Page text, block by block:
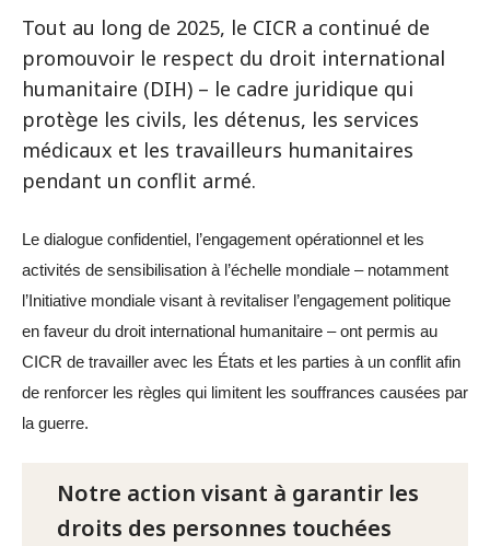
Tout au long de 2025, le CICR a continué de
promouvoir le respect du droit international
humanitaire (DIH) – le cadre juridique qui
protège les civils, les détenus, les services
médicaux et les travailleurs humanitaires
pendant un conflit armé.
Le dialogue confidentiel, l’engagement opérationnel et les
activités de sensibilisation à l’échelle mondiale – notamment
l’Initiative mondiale visant à revitaliser l’engagement politique
en faveur du droit international humanitaire – ont permis au
CICR de travailler avec les États et les parties à un conflit afin
de renforcer les règles qui limitent les souffrances causées par
la guerre.
Notre action visant à garantir les
droits des personnes touchées